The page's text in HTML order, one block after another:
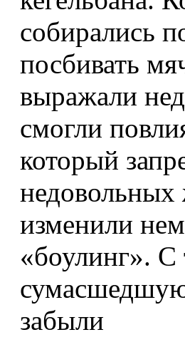
собирались
посбивать
выражали
смогли
который
недовольных
изменили
«боулинг». С
сумасшедшую
забыли